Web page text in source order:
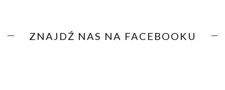
ZNAJDŹ NAS NA FACEBOOKU